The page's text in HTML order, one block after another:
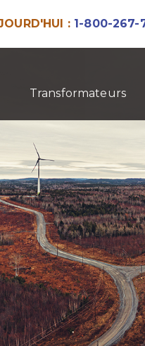
: 1-800-267-
Transformateurs